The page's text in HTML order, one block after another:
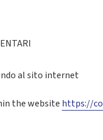
al sito internet
the website https://